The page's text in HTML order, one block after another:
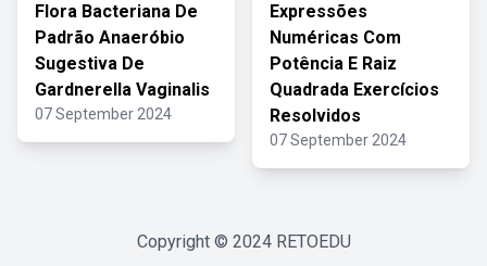
Flora Bacteriana De
Padrão Anaeróbio
Sugestiva De
Gardnerella Vaginalis
07 September 2024
Expressões
Numéricas Com
Potência E Raiz
Quadrada Exercícios
Resolvidos
07 September 2024
Copyright © 2024 RETOEDU